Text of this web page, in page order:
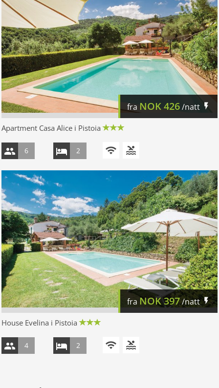
fra NOK426/natt
Apartment Casa Alice i Pistoia
6 2
fra NOK397/natt
House Evelina i Pistoia
4 2